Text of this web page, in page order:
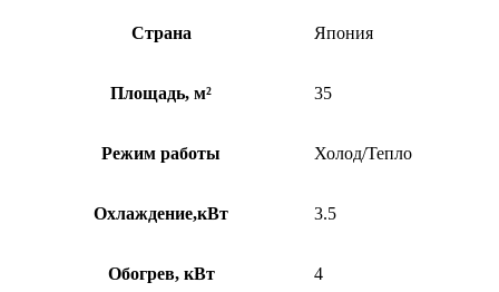
Страна Япония
Площадь, м² 35
Режим работы Холод/Тепло
Охлаждение,кВт 3.5
Обогрев, кВт 4